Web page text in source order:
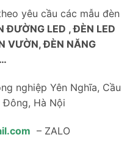
yêu cầu các mẫu đèn
ĐƯỜNG LED , ĐÈN LED
VƯỜN, ĐÈN NĂNG
nghiệp Yên Nghĩa, Cầu
Đông, Hà Nội
– ZALO